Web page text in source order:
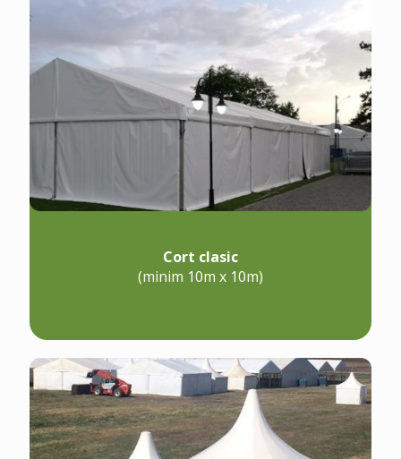
Cort clasic
(minim 10m x 10m)